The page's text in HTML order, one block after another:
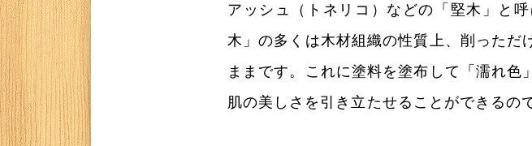
アッシュ（トネリコ）などの「堅木」と
木」の多くは木材組織の性質上、削った
ままです。これに塗料を塗布して「濡れ
肌の美しさを引き立たせることができるの